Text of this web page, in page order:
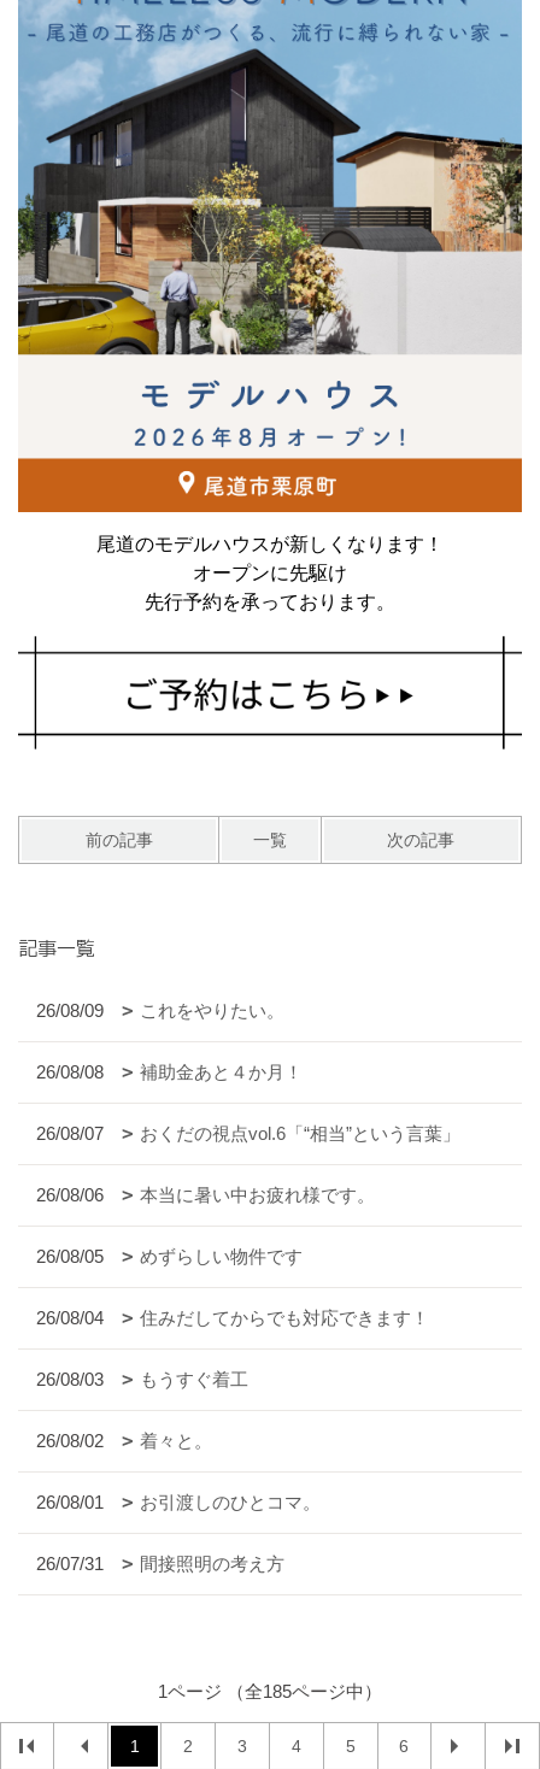
尾道のモデルハウスが新しくなります！
オープンに先駆け
先行予約を承っております。
前の記事 一覧 次の記事
記事一覧
26/08/09 これをやりたい。
26/08/08 補助金あと４か月！
26/08/07 おくだの視点vol.6「“相当”という言葉」
26/08/06 本当に暑い中お疲れ様です。
26/08/05 めずらしい物件です
26/08/04 住みだしてからでも対応できます！
26/08/03 もうすぐ着工
26/08/02 着々と。
26/08/01 お引渡しのひとコマ。
26/07/31 間接照明の考え方
1ページ （全185ページ中）
1 2 3 4 5 6